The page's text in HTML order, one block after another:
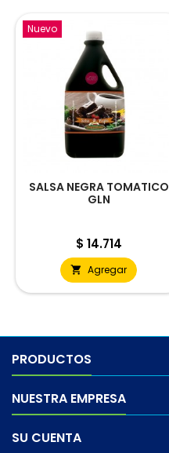
Nuevo
SALSA NEGRA TOMATICO
GLN
Precio
$ 14.714
 Agregar
PRODUCTOS
NUESTRA EMPRESA
SU CUENTA